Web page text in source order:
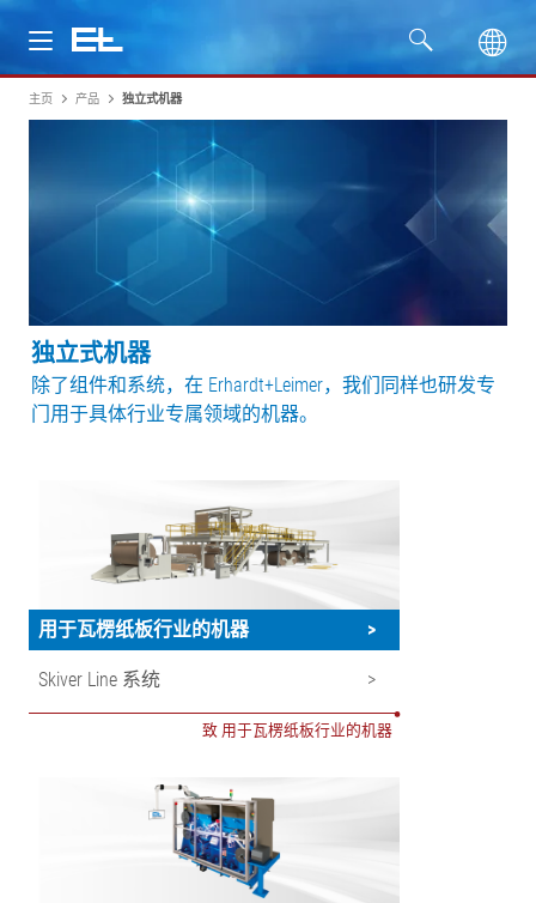
产品
主页 产品 独立式机器
独立式机器
除了组件和系统，在 Erhardt+Leimer，我们同样也研发专
门用于具体行业专属领域的机器。
用于瓦楞纸板行业的机器 >
Skiver Line 系统 >
•
致 用于瓦楞纸板行业的机器